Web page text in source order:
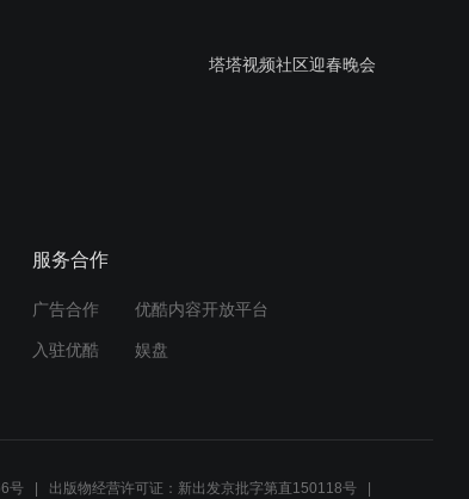
塔塔视频社区迎春晚会
迎新年文艺晚会
服务合作
广告合作 优酷内容开放平台
入驻优酷 娱盘
号 出版物经营许可证：新出发京批字第直150118号